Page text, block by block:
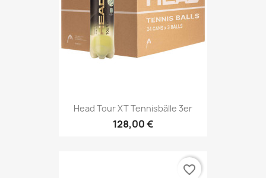
Head Tour XT Tennisbälle 3er
128,00 €
favorite_border